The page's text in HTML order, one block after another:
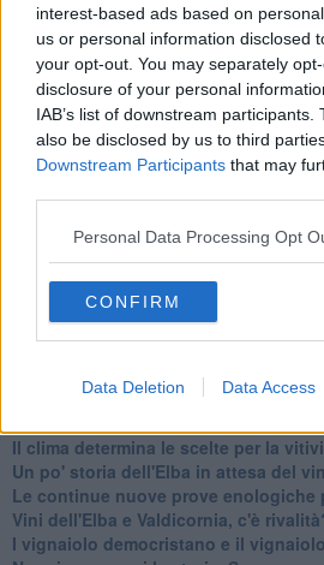
interest-based ads based on
us or personal information disclosed
your opt-out. You may separately
disclosure of your personal
IAB’s list of downstream
also be disclosed by us to third
Downstream Participants that may
Personal Data Processing Opt
CONFIRM
Data Deletion Data Access
alle 20:00 direttamente nella tua casella
Basta cliccareQUI
Ti potrebbe interessare anche:
Articoli dal Blog “Vignaioli e vini” di
Scuola di vita e creatività
​La volontà di essere “primi”
Norme viticole e enologiche che
​I vini della Maremma si stanno
Vino, il clima ci mette alle “corde”
Il terroir necessario per il vino del
​Libreria antiquaria e il “vino scritto”
​Viticoltura e vini: il Manzoni che non
Il clima determina le scelte per la
Un po' storia dell'Elba in attesa del
Le continue nuove prove enologiche
Vini dell'Elba e Valdicornia, c'è
​I vignaiolo democristano e il